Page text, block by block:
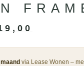
via Lease Wonen –